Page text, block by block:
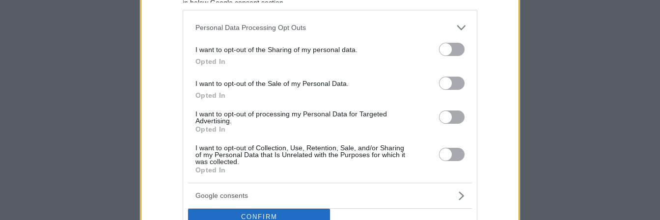
in below Google consent section.
Personal Data Processing Opt Outs
I want to opt-out of the Sharing of my personal data.
Opted In
I want to opt-out of the Sale of my Personal Data.
Opted In
I want to opt-out of processing my Personal Data for Targeted
Advertising.
Opted In
I want to opt-out of Collection, Use, Retention, Sale, and/or Sharing
of my Personal Data that Is Unrelated with the Purposes for which it
was collected.
Opted In
Google consents
CONFIRM